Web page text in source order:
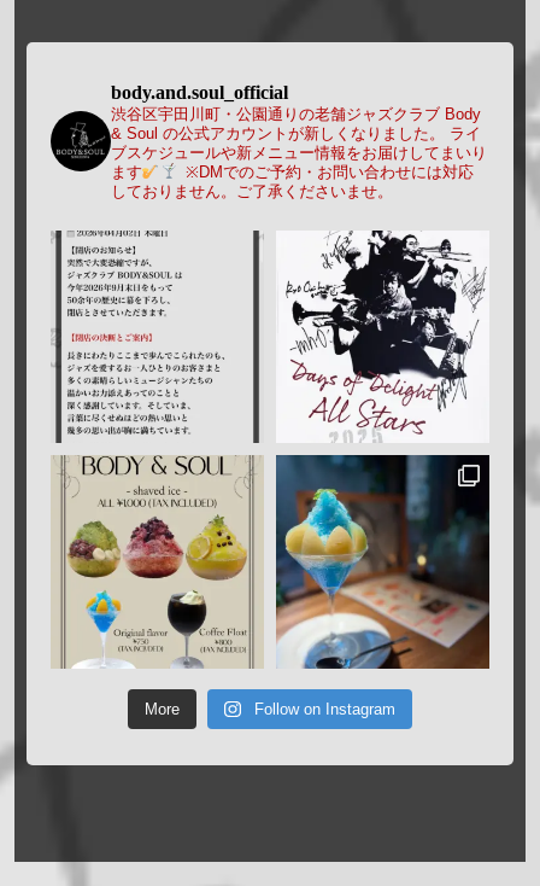
body.and.soul_official
渋谷区宇田川町・公園通りの老舗ジャズクラブ Body
& Soul の公式アカウントが新しくなりました。
ライ
ブスケジュールや新メニュー情報をお届けしてまいり
ます
※DMでのご予約・お問い合わせには対応
しておりません。ご了承くださいませ。
More Follow on Instagram